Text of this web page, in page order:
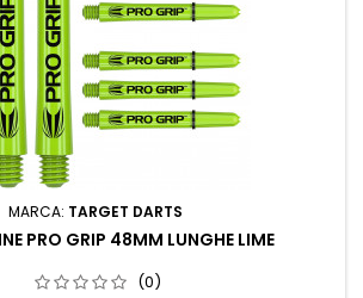
MARCA: TARGET DARTS
PRO GRIP 48MM LUNGHE LIME
(0)